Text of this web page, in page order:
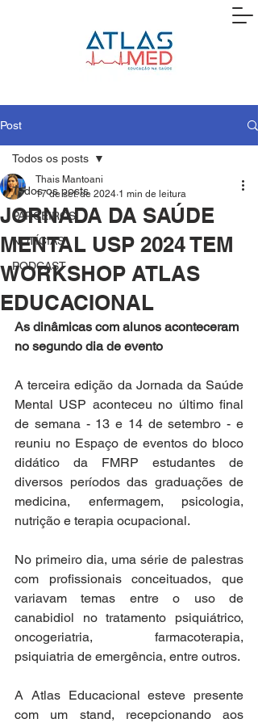
Post
Todos os posts
PARCEIROS
NOTÍCIAS
PODCAST
Todos os posts
JORNADA DA SAÚDE
MENTAL USP 2024 TEM
WORKSHOP ATLAS
EDUCACIONAL
Thais Mantoani
17 de set. de 2024 1 min de leitura
As dinâmicas com alunos aconteceram
no segundo dia de evento
A terceira edição da Jornada da Saúde
Mental USP aconteceu no último final
de semana - 13 e 14 de setembro - e
reuniu no Espaço de eventos do bloco
didático da FMRP estudantes de
diversos períodos das graduações de
medicina, enfermagem, psicologia,
nutrição e terapia ocupacional.
No primeiro dia, uma série de palestras
com profissionais conceituados, que
variavam temas entre o uso de
canabidiol no tratamento psiquiátrico,
oncogeriatria, farmacoterapia,
psiquiatria de emergência, entre outros.
A Atlas Educacional esteve presente
com um stand, recepcionando aos